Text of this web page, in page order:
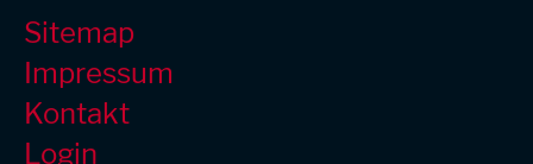
Sitemap
Impressum
Kontakt
Login